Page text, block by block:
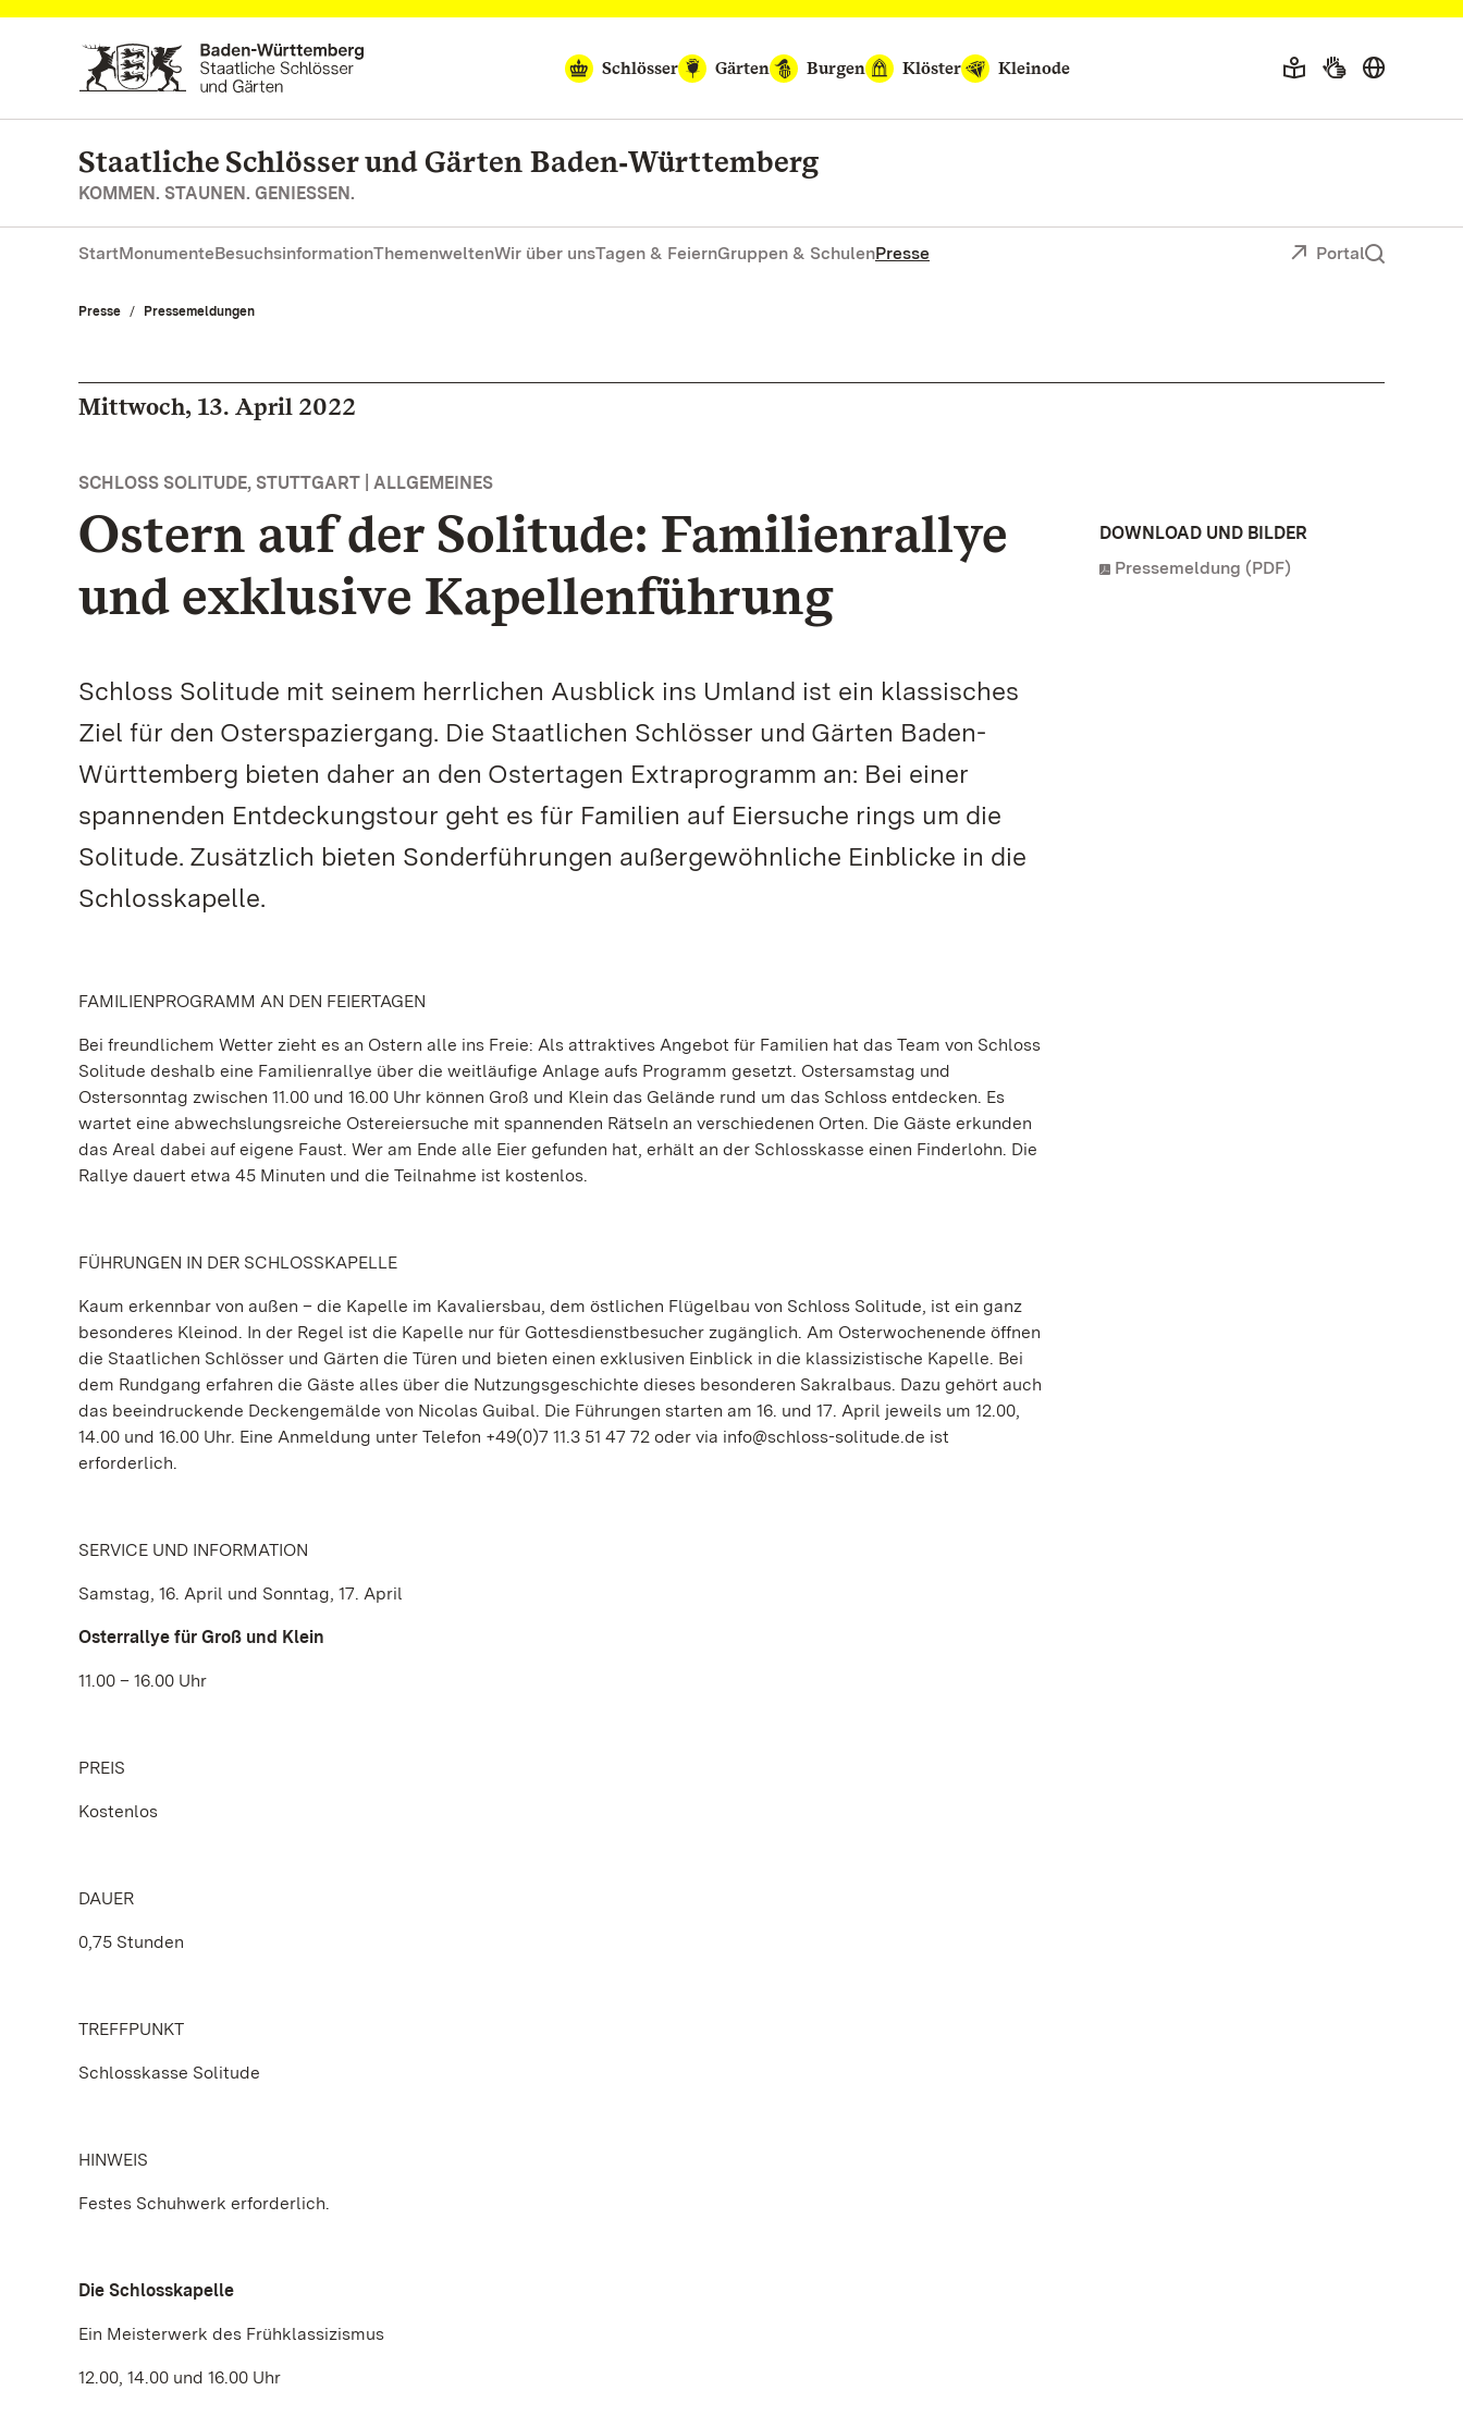
Zum Hauptinhalt springen
Schlösser
Gärten Burgen Klöster Kleinode
Staatliche Schlösser und Gärten Baden‑Württemberg
KOMMEN. STAUNEN. GENIESSEN.
StartMonumenteBesuchsinformationThemenweltenWir über unsTagen & FeiernGruppen & SchulenPresse Portal
Presse Pressemeldungen
Mittwoch, 13. April 2022
SCHLOSS SOLITUDE, STUTTGART | ALLGEMEINES
Ostern auf der Solitude: Familienrallye
und exklusive Kapellenführung
Schloss Solitude mit seinem herrlichen Ausblick ins Umland ist ein klassisches
Ziel für den Osterspaziergang. Die Staatlichen Schlösser und Gärten Baden-
Württemberg bieten daher an den Ostertagen Extraprogramm an: Bei einer
spannenden Entdeckungstour geht es für Familien auf Eiersuche rings um die
Solitude. Zusätzlich bieten Sonderführungen außergewöhnliche Einblicke in die
Schlosskapelle.
FAMILIENPROGRAMM AN DEN FEIERTAGEN
Bei freundlichem Wetter zieht es an Ostern alle ins Freie: Als attraktives Angebot für Familien hat das Team von Schloss
Solitude deshalb eine Familienrallye über die weitläufige Anlage aufs Programm gesetzt. Ostersamstag und
Ostersonntag zwischen 11.00 und 16.00 Uhr können Groß und Klein das Gelände rund um das Schloss entdecken. Es
wartet eine abwechslungsreiche Ostereiersuche mit spannenden Rätseln an verschiedenen Orten. Die Gäste erkunden
das Areal dabei auf eigene Faust. Wer am Ende alle Eier gefunden hat, erhält an der Schlosskasse einen Finderlohn. Die
Rallye dauert etwa 45 Minuten und die Teilnahme ist kostenlos.
FÜHRUNGEN IN DER SCHLOSSKAPELLE
Kaum erkennbar von außen – die Kapelle im Kavaliersbau, dem östlichen Flügelbau von Schloss Solitude, ist ein ganz
besonderes Kleinod. In der Regel ist die Kapelle nur für Gottesdienstbesucher zugänglich. Am Osterwochenende öffnen
die Staatlichen Schlösser und Gärten die Türen und bieten einen exklusiven Einblick in die klassizistische Kapelle. Bei
dem Rundgang erfahren die Gäste alles über die Nutzungsgeschichte dieses besonderen Sakralbaus. Dazu gehört auch
das beeindruckende Deckengemälde von Nicolas Guibal. Die Führungen starten am 16. und 17. April jeweils um 12.00,
14.00 und 16.00 Uhr. Eine Anmeldung unter Telefon +49(0)7 11.3 51 47 72 oder via info@schloss-solitude.de ist
erforderlich.
SERVICE UND INFORMATION
Samstag, 16. April und Sonntag, 17. April
Osterrallye für Groß und Klein
11.00 – 16.00 Uhr
PREIS
Kostenlos
DAUER
0,75 Stunden
TREFFPUNKT
Schlosskasse Solitude
HINWEIS
Festes Schuhwerk erforderlich.
Die Schlosskapelle
Ein Meisterwerk des Frühklassizismus
12.00, 14.00 und 16.00 Uhr
DOWNLOAD UND BILDER
Pressemeldung (PDF)